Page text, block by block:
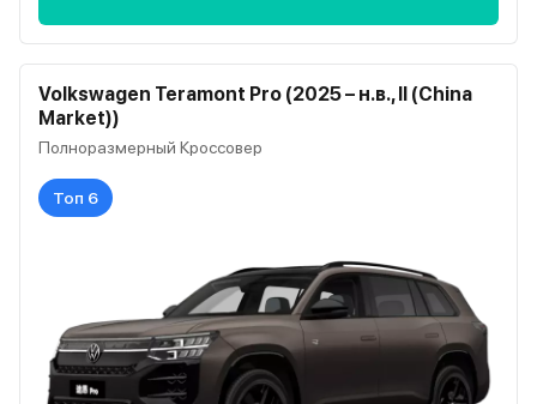
Volkswagen Teramont Pro (2025 – н.в., II (China
Market))
Полноразмерный Кроссовер
Топ 6